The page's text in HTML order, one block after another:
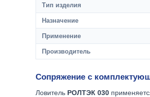
Тип изделия
Назначение
Применение
Производитель
Сопряжение с
Ловитель РОЛТЭК 030